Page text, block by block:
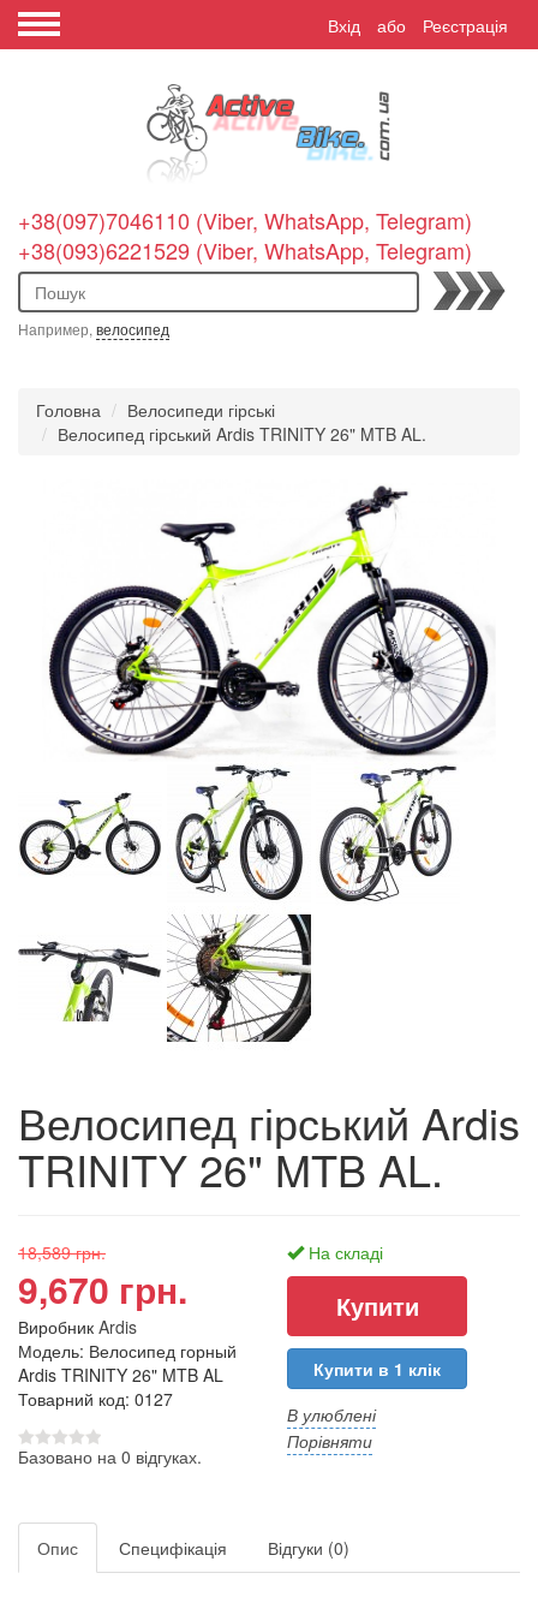
Вхід або Реєстрація
+38(097)7046110 (Viber, WhatsApp, Telegram)
+38(093)6221529 (Viber, WhatsApp, Telegram)
Пошук
Например, велосипед
Головна
Велосипеди гірські
Велосипед гірський Ardis TRINITY 26" MTB AL.
Велосипед гірський Ardis
TRINITY 26" MTB AL.
18,589 грн.
9,670 грн.
Виробник Ardis
Модель: Велосипед горный
Ardis TRINITY 26" MTB AL
Товарний код: 0127
Базовано на 0 відгуках.
На складі
Купити в 1 клік
В улюблені
Порівняти
Опис Специфікація Відгуки (0)